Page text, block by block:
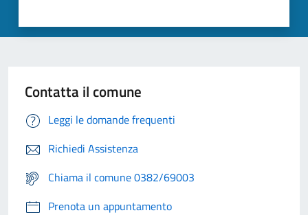
Contatta il comune
Leggi le domande frequenti
Richiedi Assistenza
Chiama il comune 0382/69003
Prenota un appuntamento